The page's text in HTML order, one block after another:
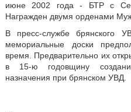
июне 2002 года - БТР с
Награжден двумя орденами
В пресс-службе брянского
мемориальные доски
время. Предварительно их
в 15-ю годовщину
назначения при брянском УВД.